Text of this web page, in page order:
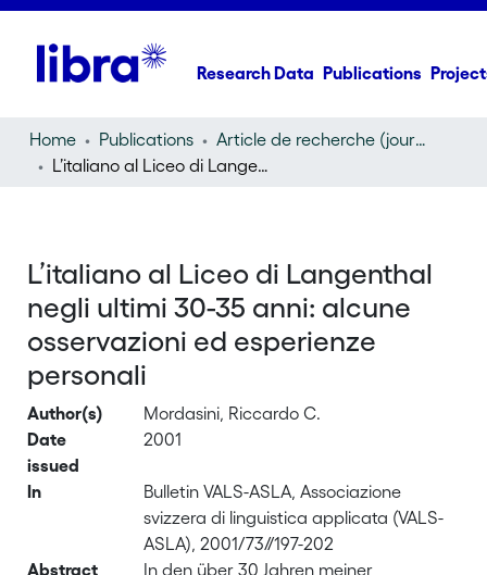
Research Data Publications
Home Publications
Article de recherche (journal article)
L’italiano al Liceo di Langenthal negli ultimi 30-35 anni: alcune osservazioni ed esperienze personali
L’italiano al Liceo di Langenthal
negli ultimi 30-35 anni: alcune
osservazioni ed esperienze
personali
Author(s)
Mordasini, Riccardo C.
Date
issued
2001
In
Bulletin VALS-ASLA, Associazione
svizzera di linguistica applicata (VALS-
ASLA), 2001/73//197-202
Abstract
In den über 30 Jahren meiner